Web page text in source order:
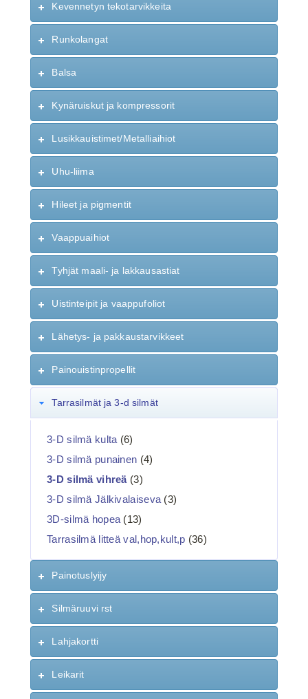
Kevennetyn tekotarvikkeita
Runkolangat
Balsa
Kynäruiskut ja kompressorit
Lusikkauistimet/Metalliaihiot
Uhu-liima
Hileet ja pigmentit
Vaappuaihiot
Tyhjät maali- ja lakkausastiat
Uistinteipit ja vaappufoliot
Lähetys- ja pakkaustarvikkeet
Painouistinpropellit
Tarrasilmät ja 3-d silmät
3-D silmä kulta (6)
3-D silmä punainen (4)
3-D silmä vihreä (3)
3-D silmä Jälkivalaiseva (3)
3D-silmä hopea (13)
Tarrasilmä litteä val,hop,kult,p (36)
Painotuslyijy
Silmäruuvi rst
Lahjakortti
Leikarit